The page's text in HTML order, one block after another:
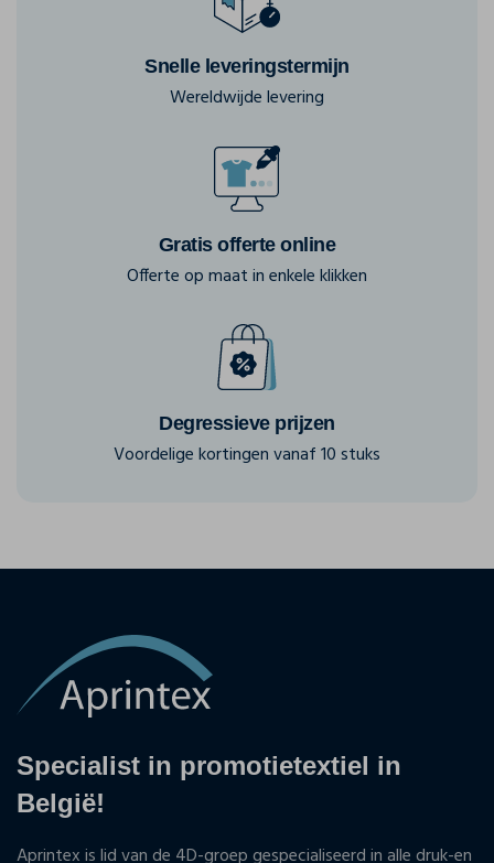
Snelle leveringstermijn
Wereldwijde levering
Gratis offerte online
Offerte op maat in enkele klikken
Degressieve prijzen
Voordelige kortingen vanaf 10 stuks
Specialist in promotietextiel in
België!
Aprintex is lid van de 4D-groep gespecialiseerd in alle druk-en